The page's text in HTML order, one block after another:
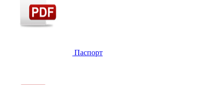
Паспорт